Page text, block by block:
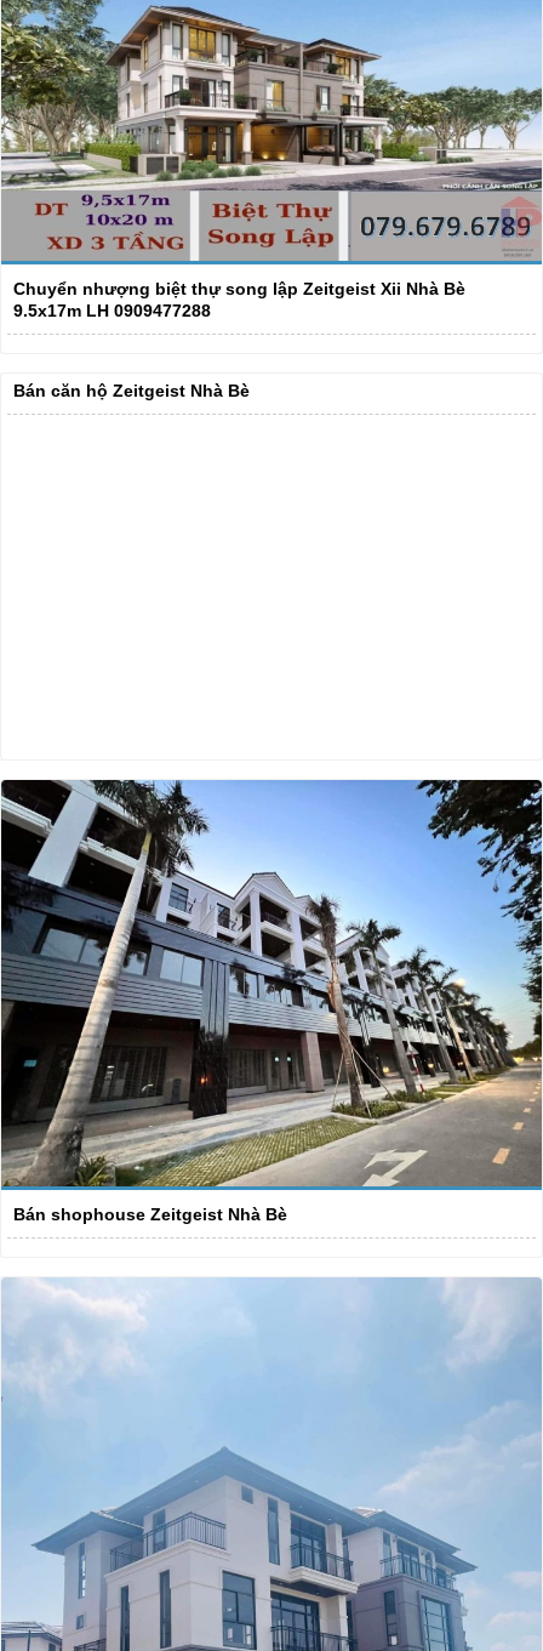
Chuyển nhượng biệt thự song lập Zeitgeist Xii Nhà Bè
9.5x17m LH 0909477288
Bán căn hộ Zeitgeist Nhà Bè
Bán shophouse Zeitgeist Nhà Bè